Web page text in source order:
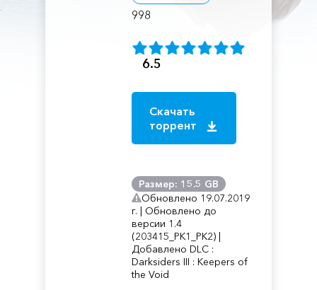
998
6.5
Скачать
торрент
Размер: 15.5 GB
Обновлено 19.07.2019
г. | Обновлено до
версии 1.4
(203415_PK1_PK2) |
Добавлено DLC :
Darksiders III : Keepers of
the Void